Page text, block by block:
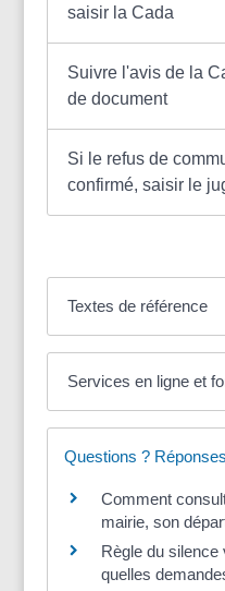
saisir la Cada
Suivre l'avis de la
de document
Si le refus de
confirmé, saisir le
Textes de référence
Services en ligne et
Questions ?
Comment
mairie, son
Règle du silence
quelles